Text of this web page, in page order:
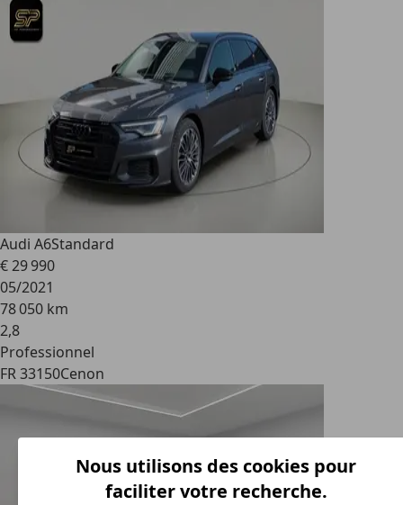
Audi A6Standard
€ 29 990
05/2021
78 050 km
2,8
Professionnel
FR 33150Cenon
Nous utilisons des cookies pour
faciliter votre recherche.